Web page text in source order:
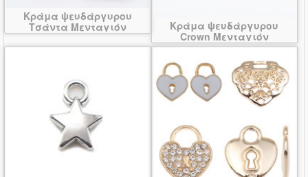
Κράμα ψευδάργυρου
Τσάντα Μενταγιόν
Κράμα ψευδάργυρου
Crown Μενταγιόν